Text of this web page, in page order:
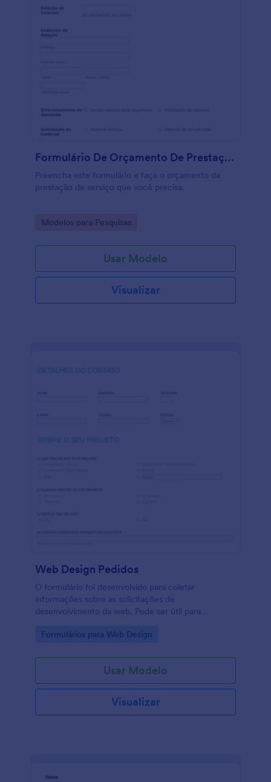
Formulário De Orçamento De Prestação De Serviço
Preencha este formulário e faça o orçamento da
prestação de serviço que você precisa.
Go to Category:
Modelos para Pesquisas
Usar Modelo
Visualizar
Web Design Pedidos
O formulário foi desenvolvido para coletar
informações sobre as solicitações de
desenvolvimento da web. Pode ser útil para
Go to Category:
Formulários para Web Design
Usar Modelo
Visualizar